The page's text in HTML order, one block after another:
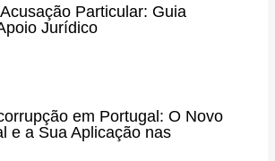
Particular: Guia
Jurídico
em Portugal: O Novo
e a Sua Aplicação nas